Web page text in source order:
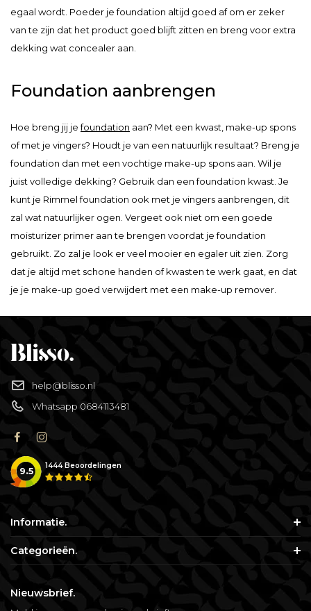
egaal wordt. Poeder je foundation altijd goed af om er zeker
van te zijn dat het product goed blijft zitten en breng voor extra
dekking wat concealer aan.
Foundation aanbrengen
Hoe breng jij jefoundation aan? Met een kwast, make-up spons
of met je vingers? Houdt je van een natuurlijk resultaat? Breng je
foundation dan met een vochtige make-up spons aan. Wil je
juist volledige dekking? Gebruik dan een foundation kwast. Je
kunt je Rimmel foundation ook met je vingers aanbrengen, dit
zal wat natuurlijker ogen. Vergeet ook niet om een goede
moisturizer primer aan te brengen voordat je foundation
gebruikt. Zo zal je look er veel mooier en egaler uit zien. Zorg
dat je altijd met schone handen of kwasten te werk gaat, en dat
je je make-up goed verwijdert met een make-up remover.
help@blisso.nl
Whatsapp 0684113481
9.5 1444Beoordelingen
Informatie.
Categorieën.
Nieuwsbrief.